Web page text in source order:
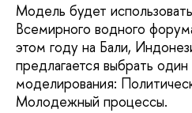
Модель будет
Всемирного водного
этом году на Бали,
предлагается выбрать
моделирования:
Молодежный процессы.